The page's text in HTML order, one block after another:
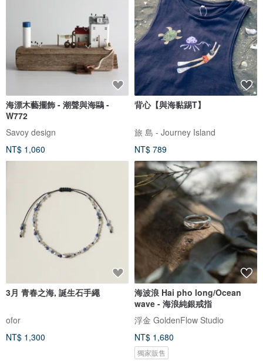
海漂木藝擺飾 - 潮聲與海鷗 -
W772
Savoy design
NT$ 1,060
背心【與海黏踢T】
旅 島 - Journey Island
NT$ 789
3月 青春之海, 誕生石手繩
ofor
NT$ 1,300
海波浪 Hai pho long/Ocean
wave - 海浪純銀戒指
浮金 GoldenFlow Studio
NT$ 1,680
獨家販售